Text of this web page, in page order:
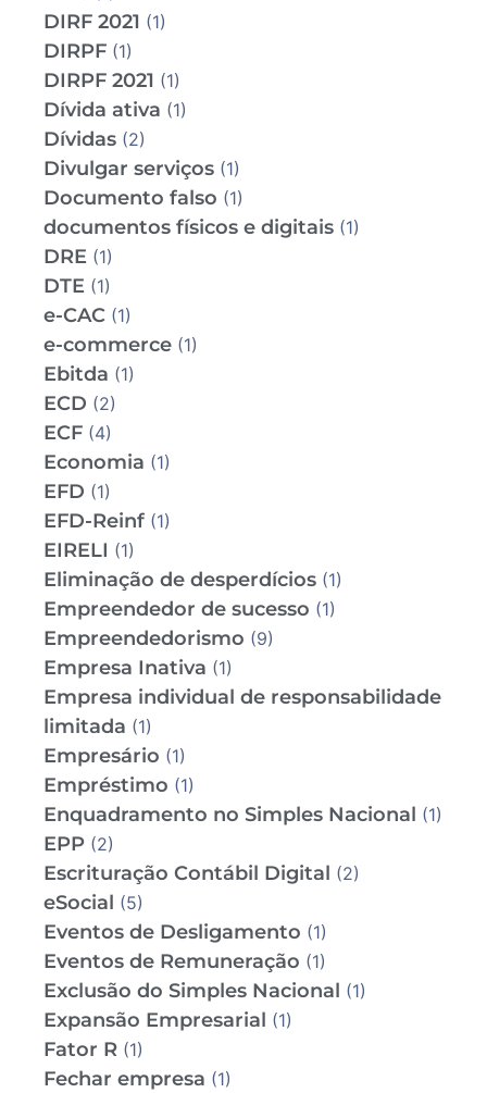
DIRF 2021 (1)
DIRPF (1)
DIRPF 2021 (1)
Dívida ativa (1)
Dívidas (2)
Divulgar serviços (1)
Documento falso (1)
documentos físicos e digitais (1)
DRE (1)
DTE (1)
e-CAC (1)
e-commerce (1)
Ebitda (1)
ECD (2)
ECF (4)
Economia (1)
EFD (1)
EFD-Reinf (1)
EIRELI (1)
Eliminação de desperdícios (1)
Empreendedor de sucesso (1)
Empreendedorismo (9)
Empresa Inativa (1)
Empresa individual de responsabilidade
limitada (1)
Empresário (1)
Empréstimo (1)
Enquadramento no Simples Nacional (1)
EPP (2)
Escrituração Contábil Digital (2)
eSocial (5)
Eventos de Desligamento (1)
Eventos de Remuneração (1)
Exclusão do Simples Nacional (1)
Expansão Empresarial (1)
Fator R (1)
Fechar empresa (1)